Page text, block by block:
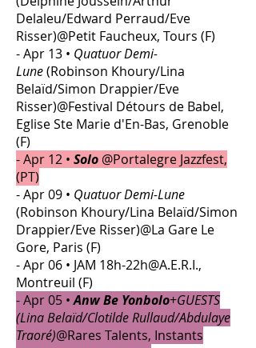
Delaleu/Edward Perraud/Eve
Risser)@Petit Faucheux, Tours (F)
- Apr 13 • Quatuor Demi-
Lune(Robinson Khoury/Lina
Belaïd/Simon Drappier/Eve
Risser)@Festival Détours de Babel,
Eglise Ste Marie d'En-Bas, Grenoble
(F)
- Apr 12 • Solo @Portalegre Jazzfest,
(PT)
- Apr 09 • Quatuor Demi-Lune
(Robinson Khoury/Lina Belaïd/Simon
Drappier/Eve Risser)@La Gare Le
Gore, Paris (F)
- Apr 06 • JAM 18h-22h@A.E.R.I.,
Montreuil (F)
- Apr 05 •Anw Be Yonbolo+GUESTS
(Lina Belaïd/Clotilde Rullaud/Abdulaye
Traoré)@Rares Talents, Instants